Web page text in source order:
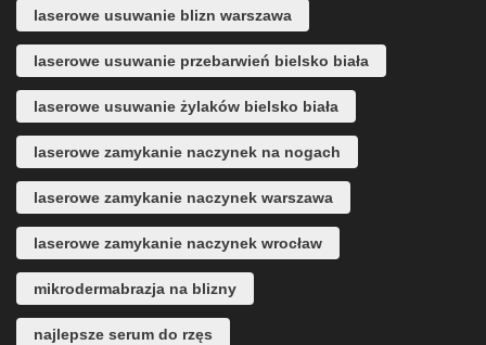
laserowe usuwanie blizn warszawa
laserowe usuwanie przebarwień bielsko biała
laserowe usuwanie żylaków bielsko biała
laserowe zamykanie naczynek na nogach
laserowe zamykanie naczynek warszawa
laserowe zamykanie naczynek wrocław
mikrodermabrazja na blizny
najlepsze serum do rzęs